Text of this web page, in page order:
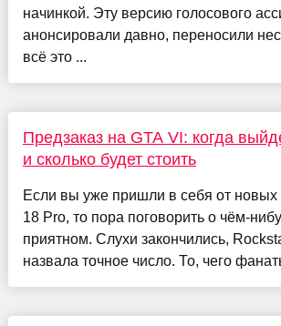
начинкой. Эту версию голосового
анонсировали давно, переносили
всё это ...
Предзаказ на GTA VI: когда
и сколько будет стоить
Если вы уже пришли в себя от новых
18 Pro, то пора поговорить о чём-
приятном. Слухи закончились,
назвала точное число. То, чего